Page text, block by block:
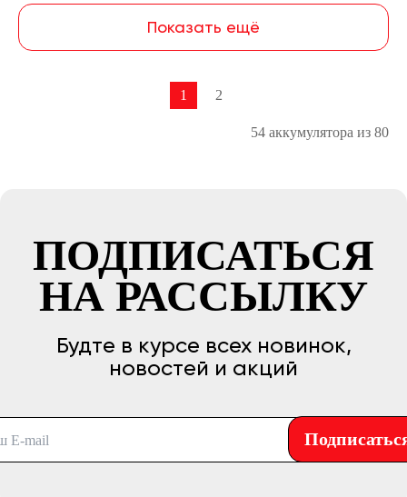
Показать ещё
1 2
54 аккумулятора из 80
ПОДПИСАТЬСЯ
НА РАССЫЛКУ
Будте в курсе всех новинок,
новостей и акций